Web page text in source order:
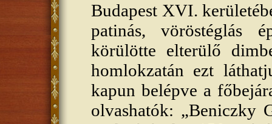
Budapest XVI.
patinás, vöröstéglás
körülötte elterülő
homlokzatán ezt
kapun belépve a
olvashatók: „Beniczky